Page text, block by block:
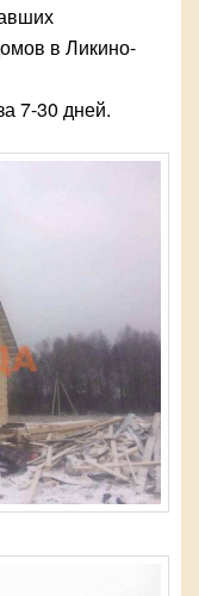
в Ликино-
7-30 дней.